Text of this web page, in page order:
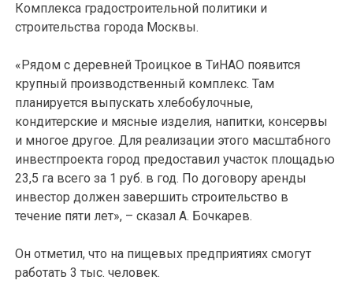
Комплекса градостроительной политики и
строительства города Москвы.
«Рядом с деревней Троицкое в ТиНАО появится
крупный производственный комплекс. Там
планируется выпускать хлебобулочные,
кондитерские и мясные изделия, напитки, консервы
и многое другое. Для реализации этого масштабного
инвестпроекта город предоставил участок площадью
23,5 га всего за 1 руб. в год. По договору аренды
инвестор должен завершить строительство в
течение пяти лет», – сказал А. Бочкарев.
Он отметил, что на пищевых предприятиях смогут
работать 3 тыс. человек.